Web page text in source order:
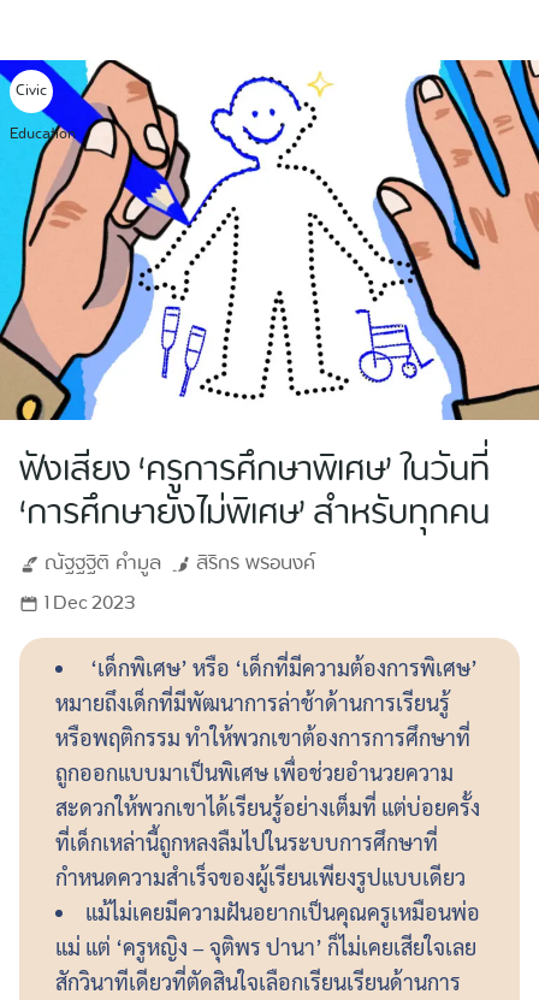
content
Civic
Education
ฟังเสียง ‘ครูการศึกษาพิเศษ’ ในวันที่
‘การศึกษายังไม่พิเศษ’ สำหรับทุกคน
ณัฐฐฐิติ คำมูล สิริกรพรอนงค์
1 Dec 2023
‘เด็กพิเศษ’ หรือ ‘เด็กที่มีความต้องการพิเศษ’
หมายถึงเด็กที่มีพัฒนาการล่าช้าด้านการเรียนรู้
หรือพฤติกรรม ทำให้พวกเขาต้องการการศึกษาที่
ถูกออกแบบมาเป็นพิเศษ เพื่อช่วยอำนวยความ
สะดวกให้พวกเขาได้เรียนรู้อย่างเต็มที่ แต่บ่อยครั้ง
ที่เด็กเหล่านี้ถูกหลงลืมไปในระบบการศึกษาที่
กำหนดความสำเร็จของผู้เรียนเพียงรูปแบบเดียว
แม้ไม่เคยมีความฝันอยากเป็นคุณครูเหมือนพ่อ
แม่ แต่ ‘ครูหญิง – จุติพร ปานา’ ก็ไม่เคยเสียใจเลย
สักวินาทีเดียวที่ตัดสินใจเลือกเรียนเรียนด้านการ